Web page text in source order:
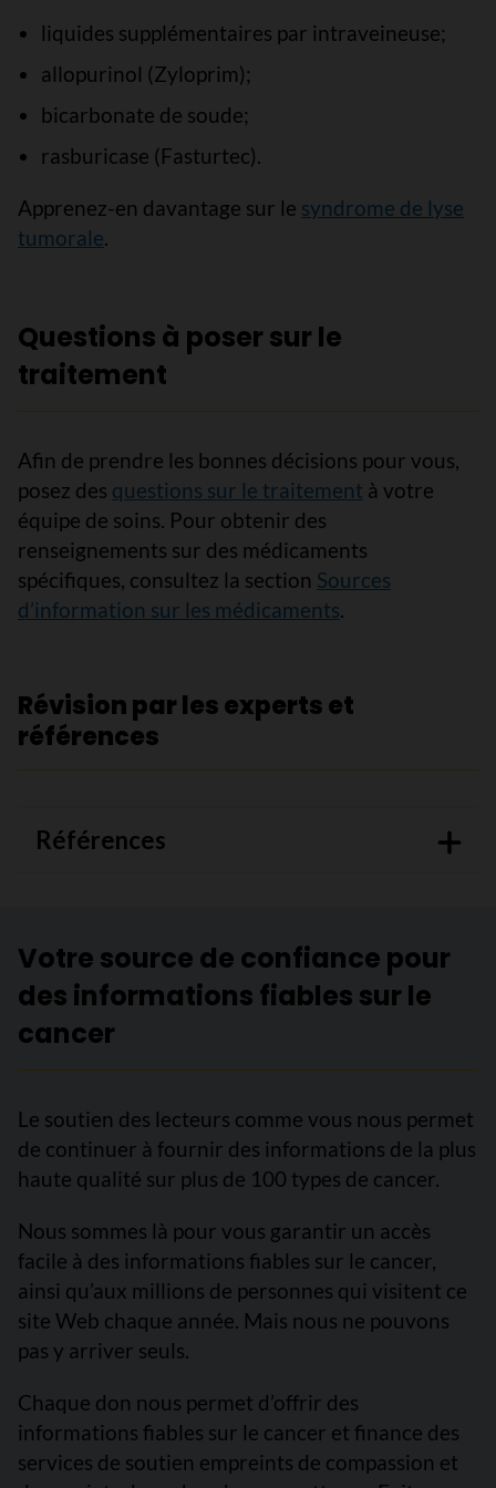
liquides supplémentaires par intraveineuse;
allopurinol (Zyloprim);
bicarbonate de soude;
rasburicase (Fasturtec).
Apprenez-en davantage sur le syndrome de lyse
tumorale.
Questions à poser sur le
traitement
Afin de prendre les bonnes décisions pour vous,
posez des questions sur le traitement à votre
équipe de soins. Pour obtenir des
renseignements sur des médicaments
spécifiques, consultez la section Sources
d’information sur les médicaments.
Révision par les experts et
références
Références
Votre source de confiance pour
des informations fiables sur le
cancer
Le soutien des lecteurs comme vous nous permet
de continuer à fournir des informations de la plus
haute qualité sur plus de 100 types de cancer.
Nous sommes là pour vous garantir un accès
facile à des informations fiables sur le cancer,
ainsi qu’aux millions de personnes qui visitent ce
site Web chaque année. Mais nous ne pouvons
pas y arriver seuls.
Chaque don nous permet d’offrir des
informations fiables sur le cancer et finance des
services de soutien empreints de compassion et